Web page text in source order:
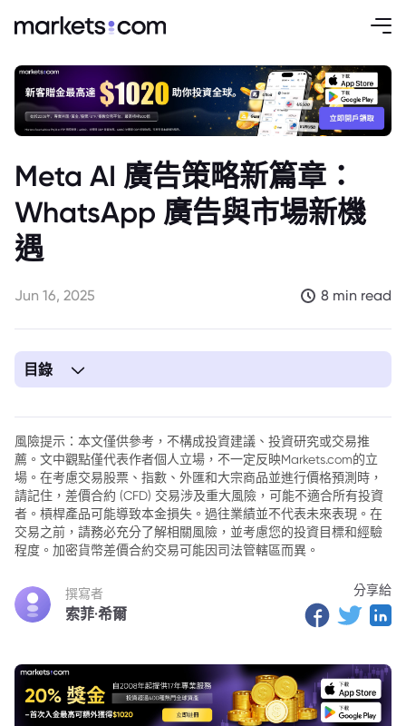
Meta AI 廣告策略新篇章：
WhatsApp 廣告與市場新機
遇
Jun 16, 2025 8 min read
目錄
3. AI 驅動的廣告策略：Meta 的核心優勢
4. 市場前景與生成式 AI 的潛力
5. 挑戰與機遇並存
6. 結語
風險提示：本文僅供參考，不構成投資建議、投資研究或交易推
薦。文中觀點僅代表作者個人立場，不一定反映Markets.com的立
場。在考慮交易股票、指數、外匯和大宗商品並進行價格預測時，
請記住，差價合約 (CFD) 交易涉及重大風險，可能不適合所有投資
者。槓桿產品可能導致本金損失。過往業績並不代表未來表現。在
交易之前，請務必充分了解相關風險，並考慮您的投資目標和經驗
程度。加密貨幣差價合約交易可能因司法管轄區而異。
撰寫者
索菲·希爾
分享給